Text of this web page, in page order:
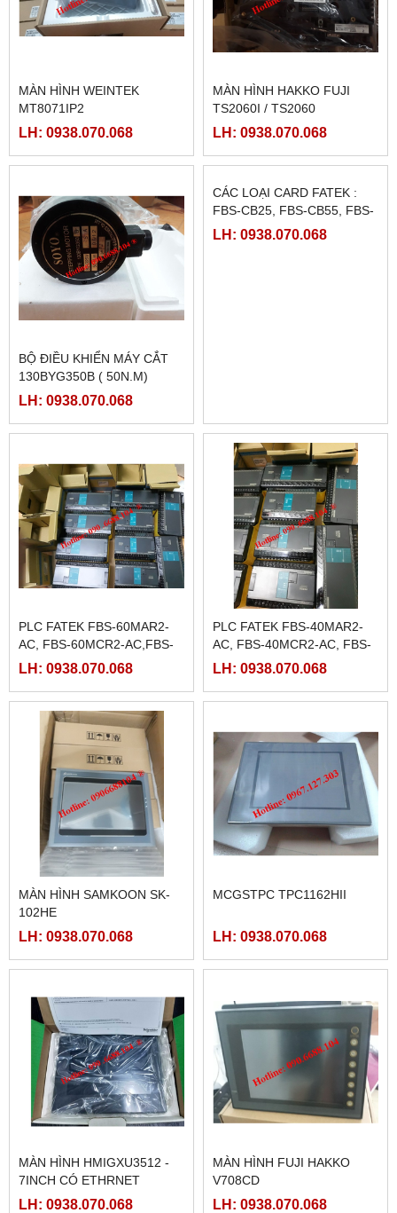
MÀN HÌNH WEINTEK
MT8071IP2
LH: 0938.070.068
MÀN HÌNH HAKKO FUJI
TS2060I / TS2060
LH: 0938.070.068
BỘ ĐIỀU KHIỂN MÁY CẮT
130BYG350B ( 50N.M)
LH: 0938.070.068
PLC FATEK FBS-60MAR2-
AC, FBS-60MCR2-AC,FBS-
60MAT2-AC, FBS-60MCT2-
LH: 0938.070.068
PLC FATEK FBS-40MAR2-
AC, FBS-40MCR2-AC, FBS-
40MCRT-AC, FBS-40MART-
LH: 0938.070.068
MÀN HÌNH SAMKOON SK-
102HE
LH: 0938.070.068
MCGSTPC TPC1162HII
LH: 0938.070.068
MÀN HÌNH HMIGXU3512 -
7INCH CÓ ETHRNET
LH: 0938.070.068
MÀN HÌNH FUJI HAKKO
V708CD
LH: 0938.070.068